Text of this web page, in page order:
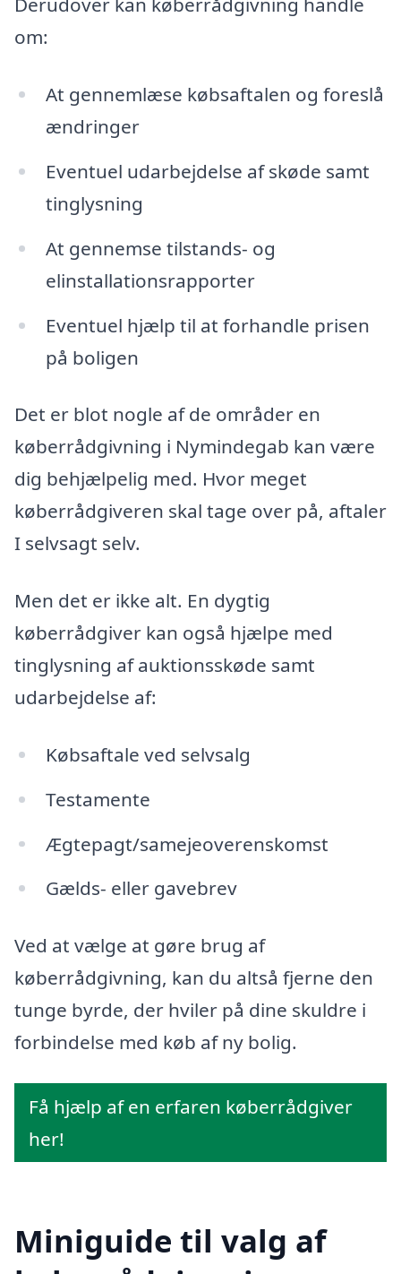
om:
At gennemlæse købsaftalen og foreslå
ændringer
Eventuel udarbejdelse af skøde samt
tinglysning
At gennemse tilstands- og
elinstallationsrapporter
Eventuel hjælp til at forhandle prisen
på boligen
Det er blot nogle af de områder en
køberrådgivning i Nymindegab kan være
dig behjælpelig med. Hvor meget
køberrådgiveren skal tage over på, aftaler
I selvsagt selv.
Men det er ikke alt. En dygtig
køberrådgiver kan også hjælpe med
tinglysning af auktionsskøde samt
udarbejdelse af:
Købsaftale ved selvsalg
Testamente
Ægtepagt/samejeoverenskomst
Gælds- eller gavebrev
Ved at vælge at gøre brug af
køberrådgivning, kan du altså fjerne den
tunge byrde, der hviler på dine skuldre i
forbindelse med køb af ny bolig.
Få hjælp af en erfaren køberrådgiver
her!
Miniguide til valg af